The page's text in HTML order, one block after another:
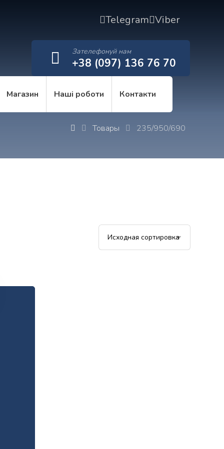
Telegram Viber
Зателефонуй нам
+38 (097) 136 76 70
Магазин Наші роботи Контакти
Товары 235/950/690